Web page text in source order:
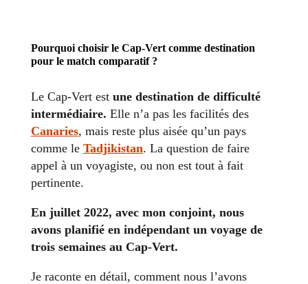
Pourquoi choisir le Cap-Vert comme destination
pour le match comparatif ?
Le Cap-Vert est une destination de difficulté
intermédiaire. Elle n’a pas les facilités des
Canaries, mais reste plus aisée qu’un pays
comme le Tadjikistan. La question de faire
appel à un voyagiste, ou non est tout à fait
pertinente.
En juillet 2022, avec mon conjoint, nous
avons planifié en indépendant un voyage de
trois semaines au Cap-Vert.
Je raconte en détail, comment nous l’avons